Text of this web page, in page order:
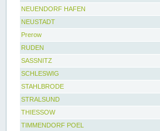
NEUENDORF HAFEN
NEUSTADT
Prerow
RUDEN
SASSNITZ
SCHLESWIG
STAHLBRODE
STRALSUND
THIESSOW
TIMMENDORF POEL